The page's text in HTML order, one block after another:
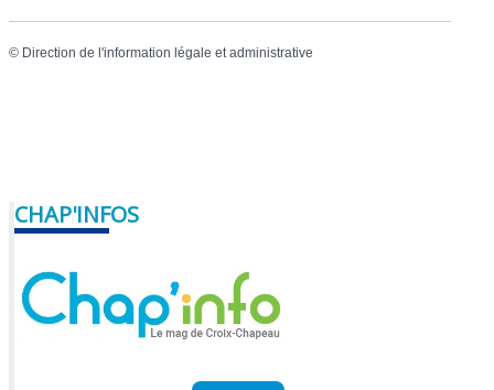
© Direction de l'information légale et administrative
CHAP'INFOS